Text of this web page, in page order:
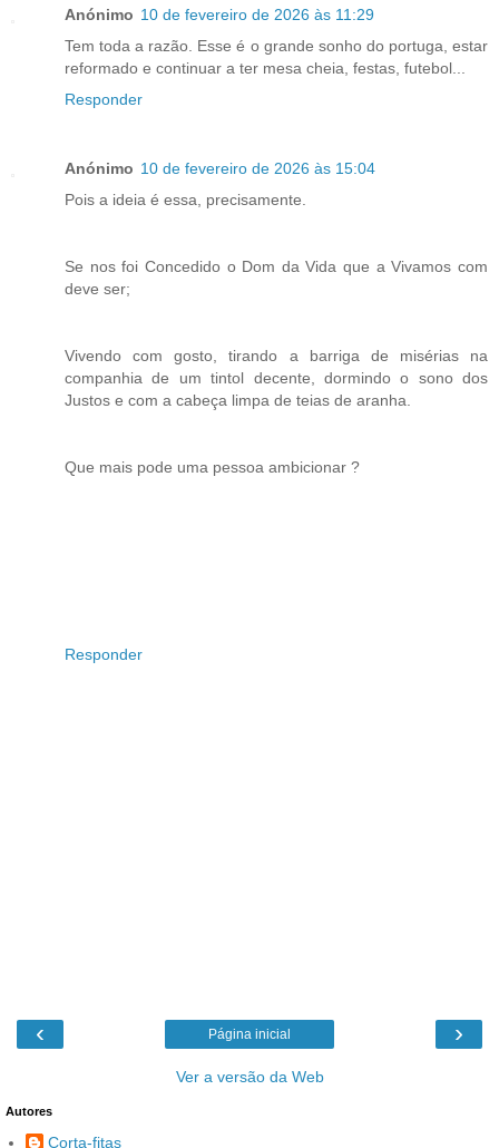
Anónimo 10 de fevereiro de 2026 às 11:29
Tem toda a razão. Esse é o grande sonho do portuga, estar
reformado e continuar a ter mesa cheia, festas, futebol...
Responder
Anónimo 10 de fevereiro de 2026 às 15:04
Pois a ideia é essa, precisamente.
Se nos foi Concedido o Dom da Vida que a Vivamos com
deve ser;
Vivendo com gosto, tirando a barriga de misérias na
companhia de um tintol decente, dormindo o sono dos
Justos e com a cabeça limpa de teias de aranha.
Que mais pode uma pessoa ambicionar ?
Responder
‹ ›
Página inicial
Ver a versão da Web
Autores
Corta-fitas